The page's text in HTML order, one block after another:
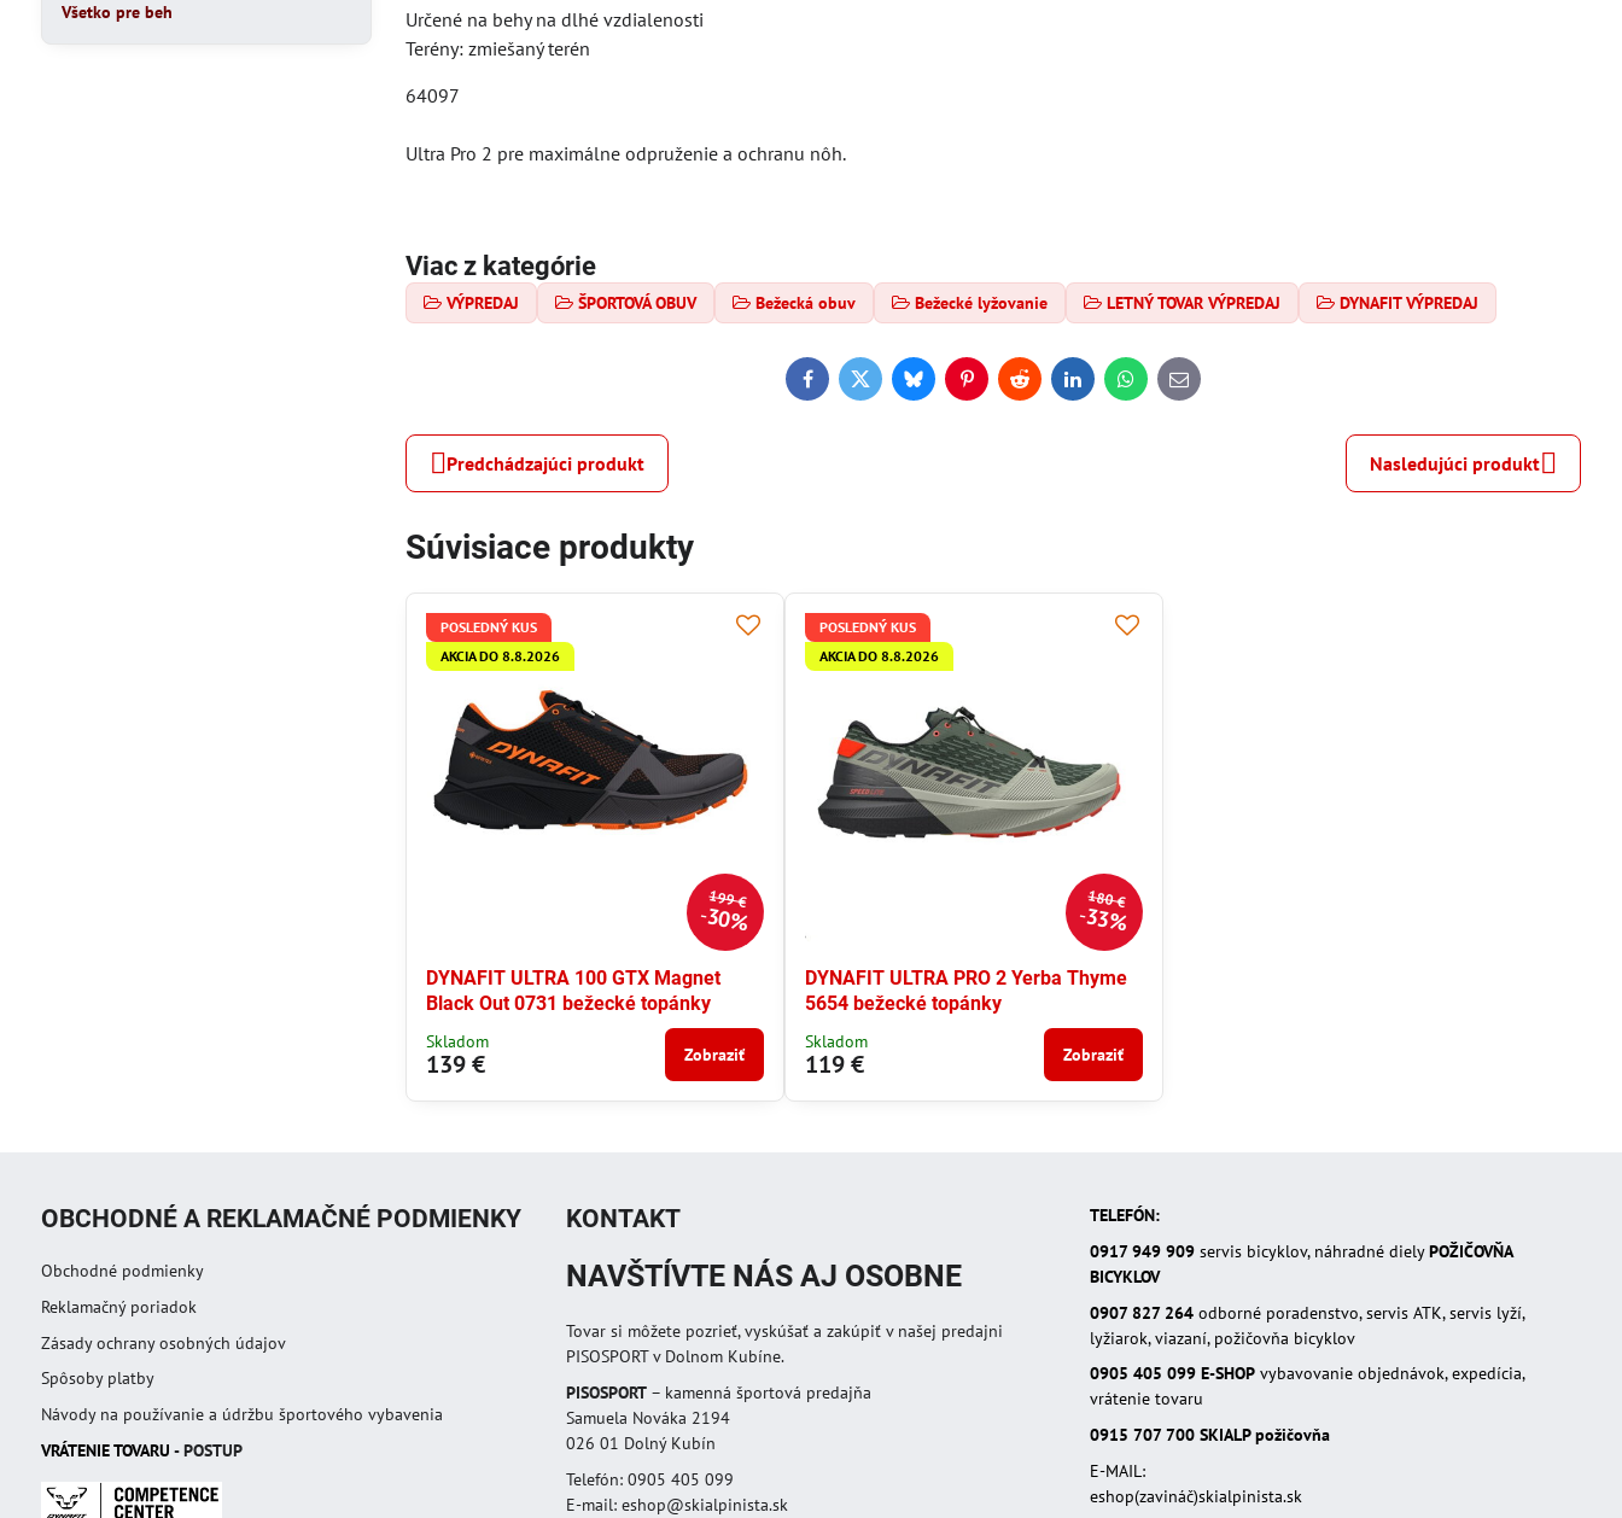
Určené na behy na dlhé vzdialenosti
Terény: zmiešaný terén
64097
Ultra Pro 2 pre maximálne odpruženie a ochranu nôh.
Viac z kategórie
VÝPREDAJ ŠPORTOVÁ OBUV Bežecká obuv Bežecké lyžovanie LETNÝ TOVAR VÝPREDAJ DYNAFIT VÝPREDAJ
FacebookTwitterBlueskyPinterestRedditLinkedInWhatsApp
E-
mail
Predchádzajúci produkt Nasledujúci produkt
Súvisiace produkty
199 €
30%
POSLEDNÝ KUS
AKCIA DO 8.8.2026
DYNAFIT ULTRA 100 GTX Magnet
Black Out 0731 bežecké topánky
Skladom
139 € Zobraziť
180 €
33%
POSLEDNÝ KUS
AKCIA DO 8.8.2026
DYNAFIT ULTRA PRO 2 Yerba Thyme
5654 bežecké topánky
Skladom
119 € Zobraziť
Všetko pre beh
OBCHODNÉ A REKLAMAČNÉ PODMIENKY
Obchodné podmienky
Reklamačný poriadok
Zásady ochrany osobných údajov
Spôsoby platby
Návody na používanie a údržbu športového vybavenia
VRÁTENIE TOVARU - POSTUP
KONTAKT
NAVŠTÍVTE NÁS AJ OSOBNE
Tovar si môžete pozrieť, vyskúšať a zakúpiť v našej predajni
PISOSPORT v Dolnom Kubíne.
PISOSPORT– kamenná športová predajňa
Samuela Nováka 2194
026 01 Dolný Kubín
Telefón: 0905 405 099
E-mail: eshop@skialpinista.sk
TELEFÓN:
0917 949 909 servis bicyklov, náhradné dielyPOŽIČOVŇA
BICYKLOV
0907 827 264odborné poradenstvo, servis ATK, servis lyží,
lyžiarok, viazaní, požičovňa bicyklov
0905 405 099 E-SHOP vybavovanie objednávok, expedícia,
vrátenie tovaru
0915 707 700SKIALP požičovňa
E-MAIL:
eshop(zavináč)skialpinista.sk